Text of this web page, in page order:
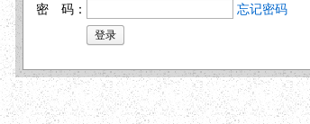
密 码：
忘记密码